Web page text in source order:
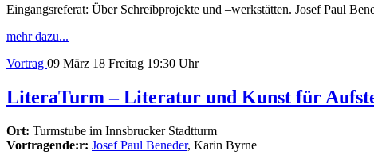
Eingangsreferat: Über Schreibprojekte und –werkstätten. Josef Paul
mehr dazu...
Vortrag 09 März 18 Freitag 19:30 Uhr
LiteraTurm – Literatur und Kunst für
Ort: Turmstube im Innsbrucker Stadtturm
Vortragende:r: Josef Paul Beneder, Karin Byrne